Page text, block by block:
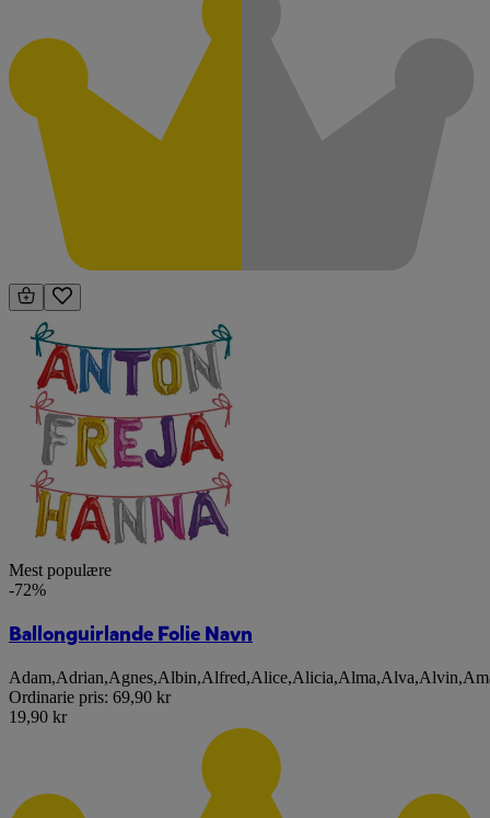
Mest populære
-72%
Ballonguirlande Folie Navn
Adam,Adrian,Agnes,Albin,Alfred,Alice,Alicia,Alma,Alva,Alvin,
Ordinarie pris: 69,90 kr
19,90 kr